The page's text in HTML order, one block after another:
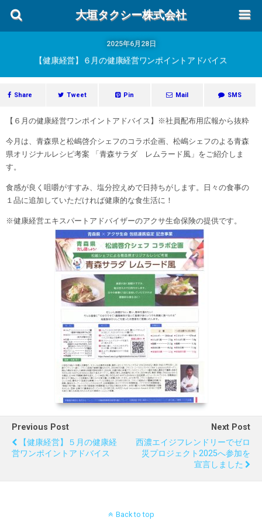
大垣タクシー株式会社
2025年6月28日
【健康経営】６月の健康経営ワンポイントアドバイス
Share Tweet Pin Mail SMS
【６月の健康経営ワンポイントアドバイス】※社員配布用広報から抜粋
今月は、青森県と松嶋啓介シェフのコラボ企画、松嶋シェフのよる青森
県オリジナルレシピ考案 「青森サラダ レムラード風」をご紹介しま
す。
食感が良く咀嚼がすすみ、塩分控えめで日持ちがします。日々の食事の
１品に追加していただければ健康的な食生活に！
※健康経営エキスパートアドバイザーのアクサ生命保険の提供です。
Previous Post
【健康経営】５月の健康経
営ワンポイントアドバイス
Next Post
西濃エイジフレンドリーでゼロ
災プロジェクト2025へ参加を
宣言しました
Back to top